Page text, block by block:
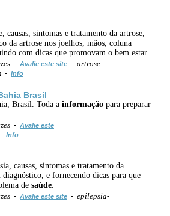
causas, sintomas e tratamento da artrose,
da artrose nos joelhos, mãos, coluna
com dicas que promovam o bem estar.
- Avalie este site - artrose-
- Info
Brasil
Brasil. Toda a informação para preparar
- Avalie este
Info
causas, sintomas e tratamento da
e fornecendo dicas para que
de saúde
- Avalie este site - epilepsia-